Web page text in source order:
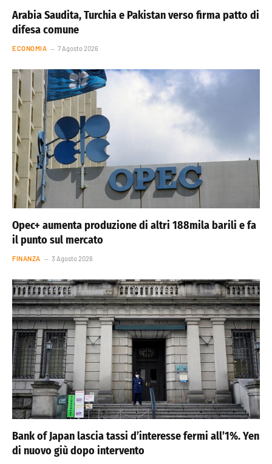
Arabia Saudita, Turchia e Pakistan verso firma patto di
difesa comune
ECONOMIA 7 Agosto 2026
Opec+ aumenta produzione di altri 188mila barili e fa
il punto sul mercato
FINANZA 3 Agosto 2026
Bank of Japan lascia tassi d’interesse fermi all’1%. Yen
di nuovo giù dopo intervento